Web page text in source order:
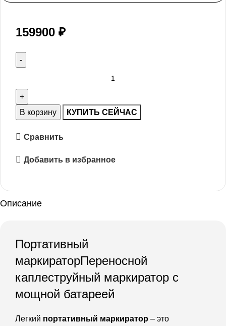
159900 ₽
В корзину КУПИТЬ СЕЙЧАС
Сравнить
Добавить в избранное
Описание
Портативный
маркираторПереносной
каплеструйный маркиратор с
мощной батареей
Легкий портативный маркиратор – это